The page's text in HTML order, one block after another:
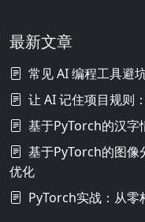
最新文章
常见 AI 编程工具避
让 AI 记住项目规则
基于PyTorch的汉字
基于PyTorch的图像
优化
PyTorch实战：从零